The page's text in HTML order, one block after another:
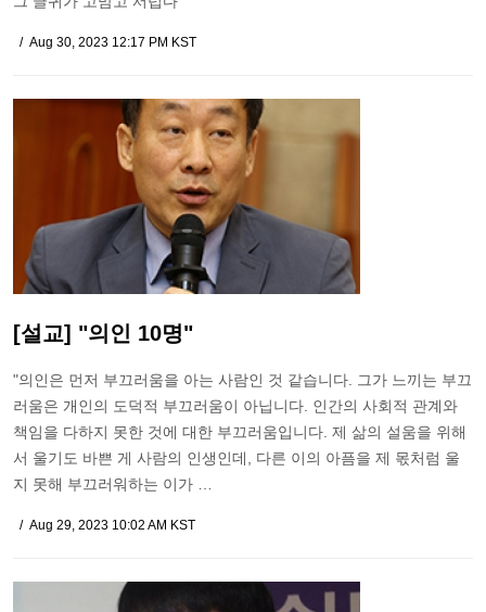
Aug 30, 2023 12:17 PM KST
[설교] "의인 10명"
"의인은 먼저 부끄러움을 아는 사람인 것 같습니다. 그가 느끼는 부끄
러움은 개인의 도덕적 부끄러움이 아닙니다. 인간의 사회적 관계와
책임을 다하지 못한 것에 대한 부끄러움입니다. 제 삶의 설움을 위해
서 울기도 바쁜 게 사람의 인생인데, 다른 이의 아픔을 제 몫처럼 울
지 못해 부끄러워하는 이가 …
Aug 29, 2023 10:02 AM KST